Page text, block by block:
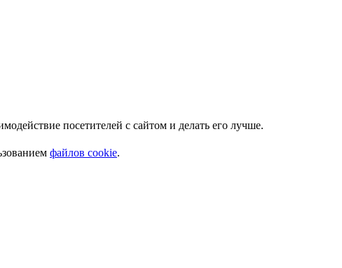
посетителей с сайтом и делать его лучше.
файлов cookie.